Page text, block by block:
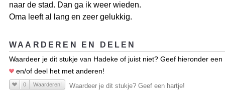
naar de stad. Dan ga ik weer wieden.
Oma leeft al lang en zeer gelukkig.
WAARDEREN EN DELEN
Waardeer je dit stukje van Hadeke of juist niet? Geef hieronder een
en/of deel het met anderen!
0 Waarderen! Waardeer je dit stukje? Geef een hartje!